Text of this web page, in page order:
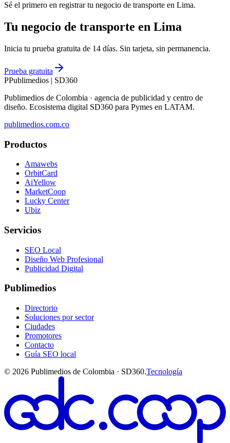
Sé el primero en registrar tu negocio de transporte en Lima.
Tu negocio de transporte en Lima
Inicia tu prueba gratuita de 14 días. Sin tarjeta, sin permanencia.
Prueba gratuita
PPublimedios | SD360
Publimedios de Colombia · agencia de publicidad y centro de
diseño. Ecosistema digital SD360 para Pymes en LATAM.
publimedios.com.co
Productos
Amawebs
OrbitCard
AiYellow
MarketCoop
Lucky Center
Ubiz
Servicios
SEO Local
Diseño Web Profesional
Publicidad Digital
Publimedios
Directorio
Soluciones por sector
Ciudades
Promotores
Contacto
Guía SEO local
© 2026 Publimedios de Colombia · SD360.Tecnología